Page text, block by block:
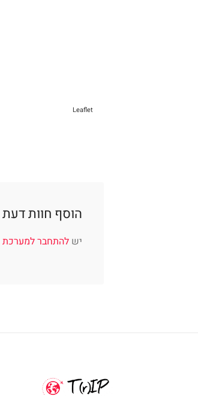
Leaflet
הוסף חוות דעת
יש להתחבר למערכת